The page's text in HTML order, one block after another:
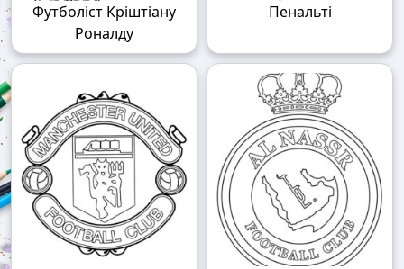
Футболіст Кріштіану
Роналду
Пенальті